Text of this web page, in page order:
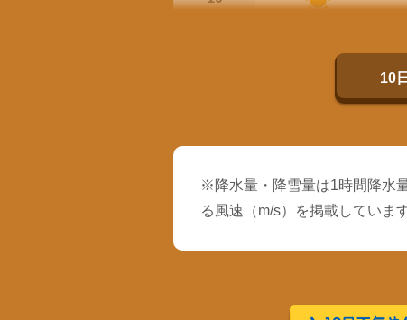
10
※降水量・降雪量は1時間降水
る風速（m/s）を掲載しています